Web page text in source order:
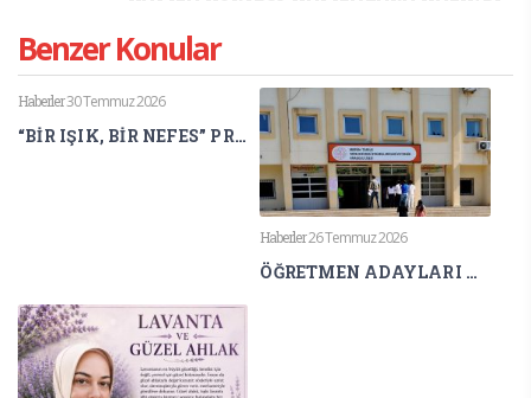
Benzer Konular
Haberler30 Temmuz 2026
“BİR IŞIK, BİR NEFES” PROJESİ ULUSLARARASI BİLİM DÜNYASINDA
Haberler26 Temmuz 2026
ÖĞRETMEN ADAYLARI AGS HEYECANI YAŞIYOR